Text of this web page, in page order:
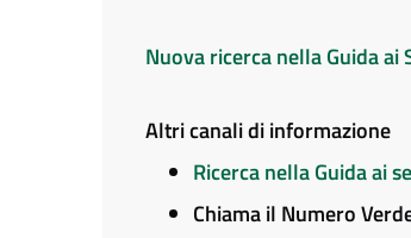
Nuova ricerca nella Guida ai
Altri canali di informazione
Ricerca nella Guida ai
Chiama il Numero